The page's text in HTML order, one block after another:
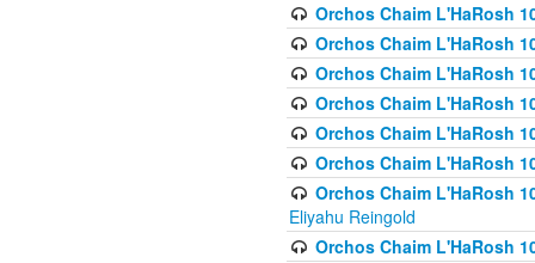
Orchos Chaim L'HaRosh
Orchos Chaim L'HaRosh
Orchos Chaim L'HaRosh
Orchos Chaim L'HaRosh
Orchos Chaim L'HaRosh
Orchos Chaim L'HaRosh
Orchos Chaim L'HaRosh
Eliyahu Reingold
Orchos Chaim L'HaRosh